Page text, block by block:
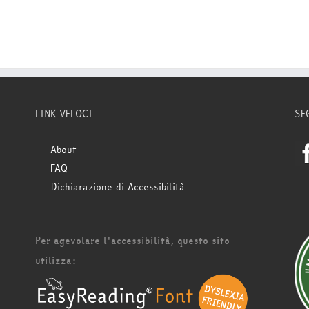
LINK VELOCI
About
FAQ
Dichiarazione di Accessibilità
Per agevolare l'accessibilità, questo sito
utilizza: